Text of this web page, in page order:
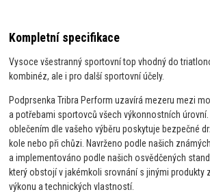
Kompletní specifikace
Vysoce všestranný sportovní top vhodný do
kombinéz, ale i pro další sportovní účely.
Podprsenka Tribra Perform uzavírá mezeru mezi
a potřebami sportovců všech výkonnostních
oblečením dle vašeho výběru poskytuje bezpečné
kole nebo při chůzi. Navrženo podle našich
a implementováno podle našich osvědčených
který obstojí v jakémkoli srovnání s jinými produkty
výkonu a technických vlastností.